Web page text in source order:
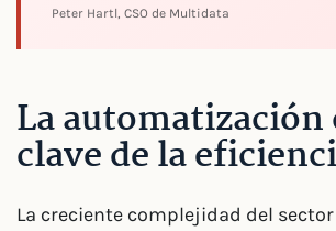
Peter Hartl, CSO de Multidata
La automatización
clave de la
La creciente complejidad del